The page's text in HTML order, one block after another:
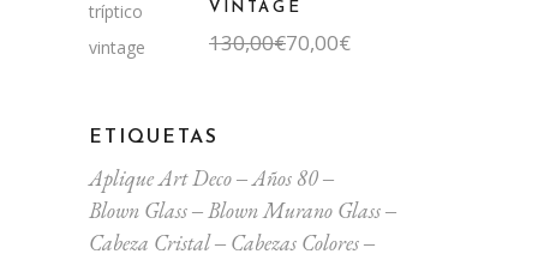
VINTAGE
130,00€
El
precio
130,00€.
70,00€
El
precio
70,00€.
ETIQUETAS
Aplique Art Deco
Años 80
Blown Glass
Blown Murano Glass
Cabeza Cristal
Cabezas Colores